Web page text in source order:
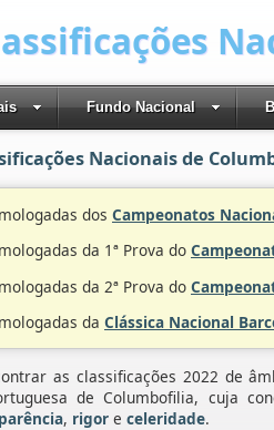
Fundo Nacional
Nacionais de
dos Campeonatos
da 1ª Prova do
da 2ª Prova do
da Clássica Nacional
as classificações 2022 de
de Columbofilia, cuja
, rigor e celeridade.